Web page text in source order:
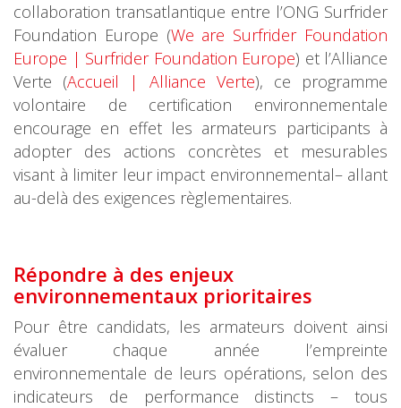
collaboration transatlantique entre l’ONG Surfrider
Foundation Europe (We are Surfrider Foundation
Europe | Surfrider Foundation Europe) et l’Alliance
Verte (Accueil | Alliance Verte), ce programme
volontaire de certification environnementale
encourage en effet les armateurs participants à
adopter des actions concrètes et mesurables
visant à limiter leur impact environnemental– allant
au-delà des exigences règlementaires.
Répondre à des enjeux
environnementaux prioritaires
Pour être candidats, les armateurs doivent ainsi
évaluer chaque année l’empreinte
environnementale de leurs opérations, selon des
indicateurs de performance distincts – tous